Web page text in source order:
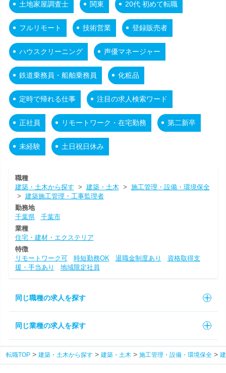
土地家屋調査士 関東 20代 初めて転職
フルリモート 技術営業 登録販売者
ハウスクリーニング 声優マネージャー
鉄道乗務員・船舶乗務員 化粧品
定時で帰れる仕事 注目の求人検索ワード
正社員 リモートワーク・在宅勤務 第二新卒
未経験 土日祝日休み
職種
建築・土木から探す > 建築・土木 > 施工管理・設備・環境保全
> 建築施工管理・工事監理者
勤務地
千葉県
千葉市
業種
住宅・建材・エクステリア
特徴
リモートワーク可
時短勤務OK 退職金制度あり
資格取得支
援・手当あり
地域限定社員
同じ職種の求人を探す
同じ業種の求人を探す
転職TOP 建築・土木から探す 建築・土木 施工管理・設備・環境保全